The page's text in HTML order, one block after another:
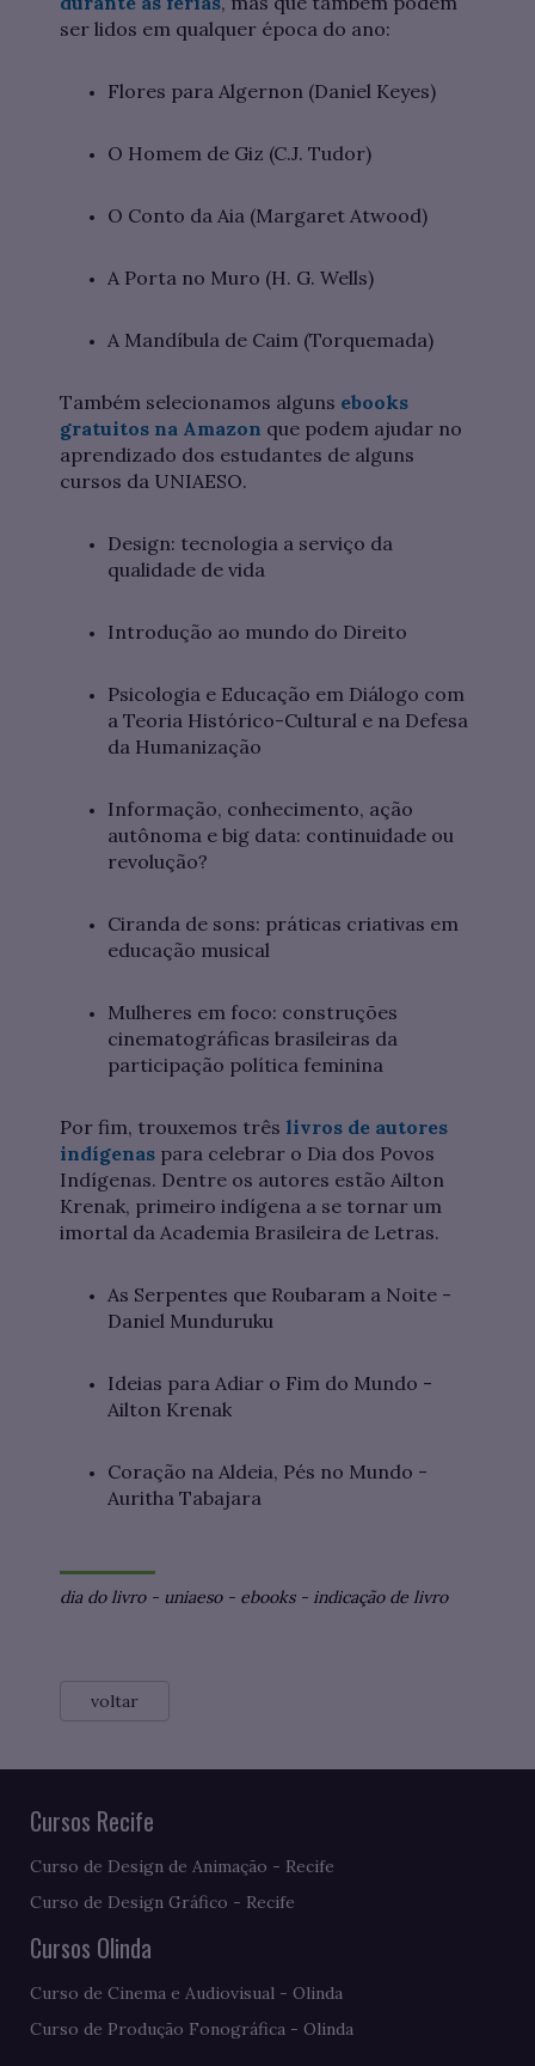
ser lidos em qualquer época do ano:
Flores para Algernon (Daniel Keyes)
O Homem de Giz (C.J. Tudor)
O Conto da Aia (Margaret Atwood)
A Porta no Muro (H. G. Wells)
A Mandíbula de Caim (Torquemada)
Também selecionamos alguns ebooks
gratuitos na Amazon que podem ajudar no
aprendizado dos estudantes de alguns
cursos da UNIAESO.
Design: tecnologia a serviço da
qualidade de vida
Introdução ao mundo do Direito
Psicologia e Educação em Diálogo com
a Teoria Histórico-Cultural e na Defesa
da Humanização
Informação, conhecimento, ação
autônoma e big data: continuidade ou
revolução?
Ciranda de sons: práticas criativas em
educação musical
Mulheres em foco: construções
cinematográficas brasileiras da
participação política feminina
Por fim, trouxemos três livros de autores
indígenas para celebrar o Dia dos Povos
Indígenas. Dentre os autores estão Ailton
Krenak, primeiro indígena a se tornar um
imortal da Academia Brasileira de Letras.
As Serpentes que Roubaram a Noite -
Daniel Munduruku
Ideias para Adiar o Fim do Mundo -
Ailton Krenak
Coração na Aldeia, Pés no Mundo -
Auritha Tabajara
dia do livro- uniaeso- ebooks- indicação de livro
voltar
Cursos Recife
Curso de Design de Animação - Recife
Curso de Design Gráfico - Recife
Cursos Olinda
Curso de Cinema e Audiovisual - Olinda
Curso de Produção Fonográfica - Olinda